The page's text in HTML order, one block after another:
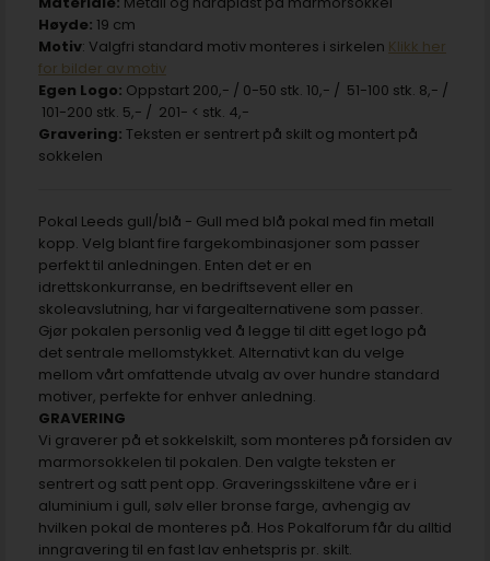
Høyde: 19 cm
Motiv: Valgfri standard motiv monteres i sirkelen Klikk her
for bilder av motiv
Egen Logo: Oppstart 200,- / 0-50 stk. 10,- / 51-100 stk. 8,- /
101-200 stk. 5,- / 201- < stk. 4,-
Gravering: Teksten er sentrert på skilt og montert på
sokkelen
Pokal Leeds gull/blå - Gull med blå pokal med fin metall
kopp. Velg blant fire fargekombinasjoner som passer
perfekt til anledningen. Enten det er en
idrettskonkurranse, en bedriftsevent eller en
skoleavslutning, har vi fargealternativene som passer.
Gjør pokalen personlig ved å legge til ditt eget logo på
det sentrale mellomstykket. Alternativt kan du velge
mellom vårt omfattende utvalg av over hundre standard
motiver, perfekte for enhver anledning.
GRAVERING
Vi graverer på et sokkelskilt, som monteres på forsiden av
marmorsokkelen til pokalen. Den valgte teksten er
sentrert og satt pent opp. Graveringsskiltene våre er i
aluminium i gull, sølv eller bronse farge, avhengig av
hvilken pokal de monteres på. Hos Pokalforum får du alltid
inngravering til en fast lav enhetspris pr. skilt.